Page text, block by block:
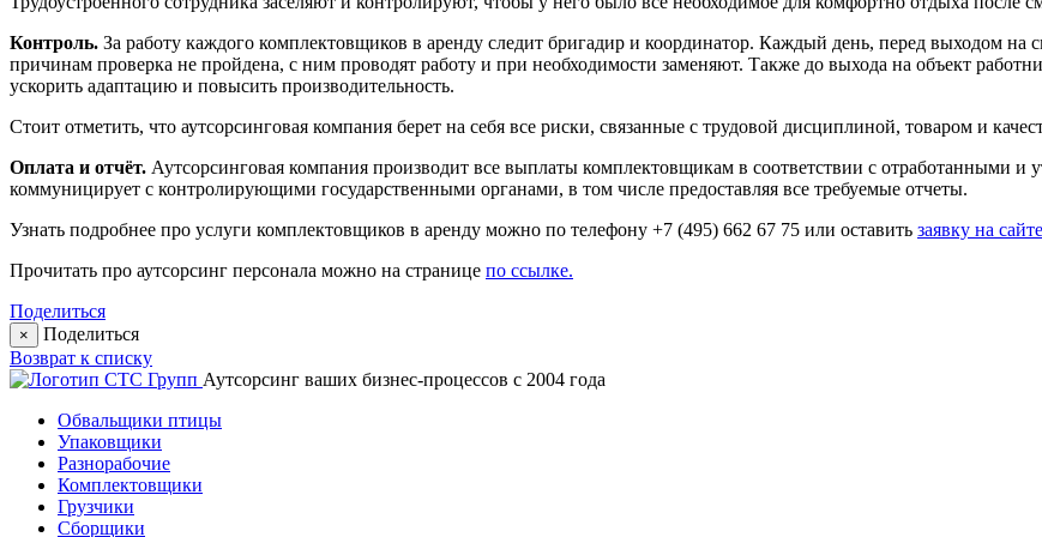
Контроль. За работу каждого комплектовщиков в аренду следит бригадир и координатор. Каждый день, перед выходом
причинам проверка не пройдена, с ним проводят работу и при необходимости заменяют. Также до выхода на объект
ускорить адаптацию и повысить производительность.
Стоит отметить, что аутсорсинговая компания берет на себя все риски, связанные с трудовой дисциплиной, товаром и
Оплата и отчёт. Аутсорсинговая компания производит все выплаты комплектовщикам в соответствии с отработанными
коммуницирует с контролирующими государственными органами, в том числе предоставляя все требуемые отчеты.
Узнать подробнее про услуги комплектовщиков в аренду можно по телефону +7 (495) 662 67 75 или оставить заявку на
Прочитать про аутсорсинг персонала можно на странице по ссылке.
Поделиться
×
Поделиться
Возврат к списку
Аутсорсинг ваших бизнес-процессов с 2004 года
Обвальщики птицы
Упаковщики
Разнорабочие
Комплектовщики
Грузчики
Сборщики